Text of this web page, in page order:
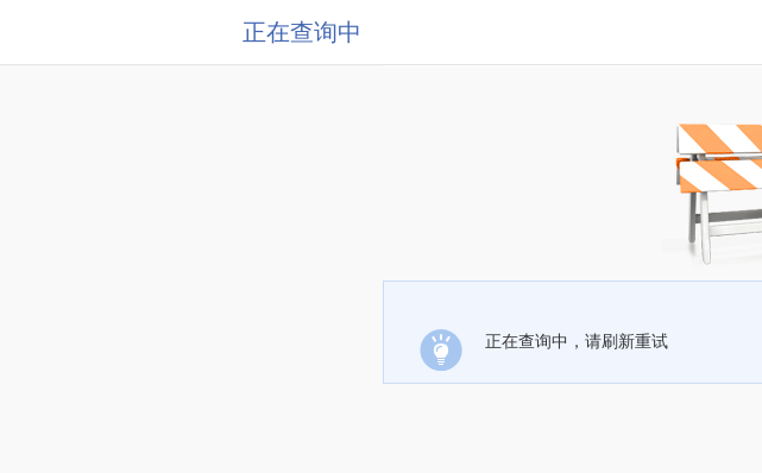
正在查询中
正在查询中，请刷新重试